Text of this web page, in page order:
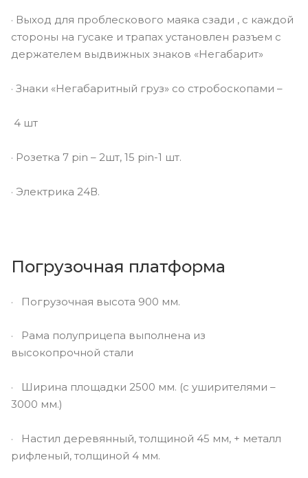
· Выход для проблескового маяка сзади , с каждой
стороны на гусаке и трапах установлен разъем с
держателем выдвижных знаков «Негабарит»
· Знаки «Негабаритный груз» со стробоскопами –
4 шт
· Розетка 7 pin – 2шт, 15 pin-1 шт.
· Электрика 24В.
Погрузочная платформа
· Погрузочная высота 900 мм.
· Рама полуприцепа выполнена из
высокопрочной стали
· Ширина площадки 2500 мм. (с уширителями –
3000 мм.)
· Настил деревянный, толщиной 45 мм, + металл
рифленый, толщиной 4 мм.